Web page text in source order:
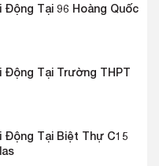
Động Tại 96 Hoàng Quốc
Động Tại Trường THPT
Động Tại Biệt Thự C15